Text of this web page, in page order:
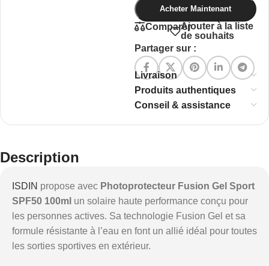
Acheter Maintenant
ComparerAjouter à la liste
de souhaits
Partager sur :
Livraison
Produits authentiques
Conseil & assistance
Description
ISDIN propose avec Photoprotecteur Fusion Gel Sport
SPF50 100ml un solaire haute performance conçu pour
les personnes actives. Sa technologie Fusion Gel et sa
formule résistante à l’eau en font un allié idéal pour toutes
les sorties sportives en extérieur.